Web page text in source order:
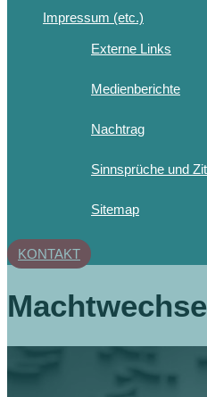
Impressum (etc.)
Externe Links
Medienberichte
Nachtrag
Sinnsprüche und
Sitemap
KONTAKT